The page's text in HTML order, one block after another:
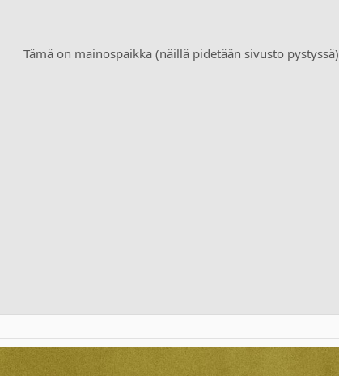
Tämä on mainospaikka (näillä pidetään sivusto pystyssä)